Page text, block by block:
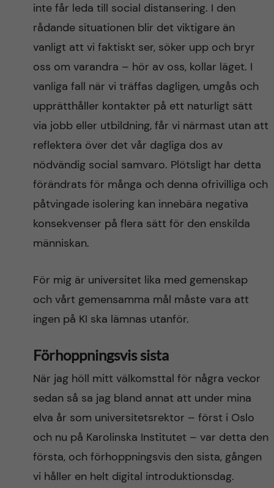
inte får leda till social distansering. I den
rådande situationen blir det viktigare än
vanligt att vi faktiskt ser, söker upp och bryr
oss om varandra – hör av oss, kollar läget. I
vanliga fall när vi träffas dagligen, umgås och
upprätthåller kontakter på ett naturligt sätt
via jobb eller utbildning, får vi närmast utan att
reflektera över det vår dagliga dos av
nödvändig social samvaro. Plötsligt har detta
förändrats för många och denna ofrivilliga och
påtvingade isolering kan innebära negativa
konsekvenser på flera sätt för den enskilda
människan.
För mig är universitet lika med gemenskap
och vårt gemensamma mål måste vara att
ingen på KI ska lämnas utanför.
Förhoppningsvis sista
När jag höll mitt välkomsttal för några veckor
sedan så sa jag bland annat att under mina
elva år som universitetsrektor – först i Oslo
och nu på Karolinska Institutet – var detta den
första, och förhoppningsvis den sista, gången
vi håller en helt digital introduktionsdag.